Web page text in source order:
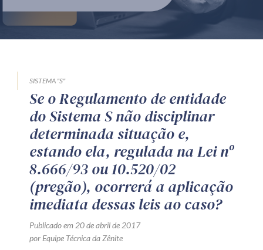
Produtos e serviços
Mentoria Zênite
Capacitação
Zênite Online
Eventos presenciais
Zênite in Company
Diferenciais
SISTEMA "S"
Se o Regulamento de entidade
do Sistema S não disciplinar
determinada situação e,
estando ela, regulada na Lei nº
8.666/93 ou 10.520/02
(pregão), ocorrerá a aplicação
imediata dessas leis ao caso?
Publicado em 20 de abril de 2017
por Equipe Técnica da Zênite